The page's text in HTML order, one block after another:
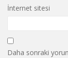
İnternet sitesi
Daha sonraki